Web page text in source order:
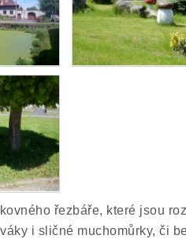
řezbáře, které jsou
i sličné muchomůrky, či